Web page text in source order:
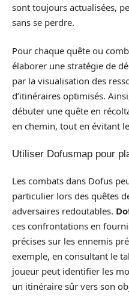
sont toujours actualisées,
sans se perdre.
Pour chaque quête ou
élaborer une stratégie de
par la visualisation des
d’itinéraires optimisés.
débuter une quête en
en chemin, tout en évitant
Utiliser Dofusmap pour
Les combats dans Dofus
particulier lors des quêtes
adversaires redoutables.
ces confrontations en
précises sur les ennemis
exemple, en consultant le
joueur peut identifier les
un itinéraire sûr vers son